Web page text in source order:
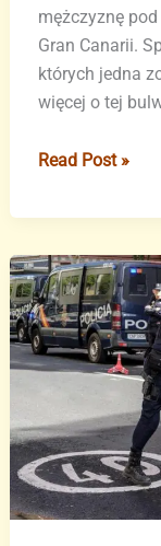
mężczyznę
Gran Canarii.
których jedna
więcej o tej
Zabójstwo
Gran
–
53-
latek
aresztowany
Read Post »